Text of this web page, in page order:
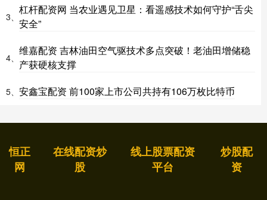
3、
杠杆配资网 当农业遇见卫星：看遥感技术如何守护“舌尖
安全”
4、
维嘉配资 吉林油田空气驱技术多点突破！老油田增储稳
产获硬核支撑
5、 安鑫宝配资 前100家上市公司共持有106万枚比特币
恒正
网
在线配资炒
股
线上股票配资
平台
炒股配
资